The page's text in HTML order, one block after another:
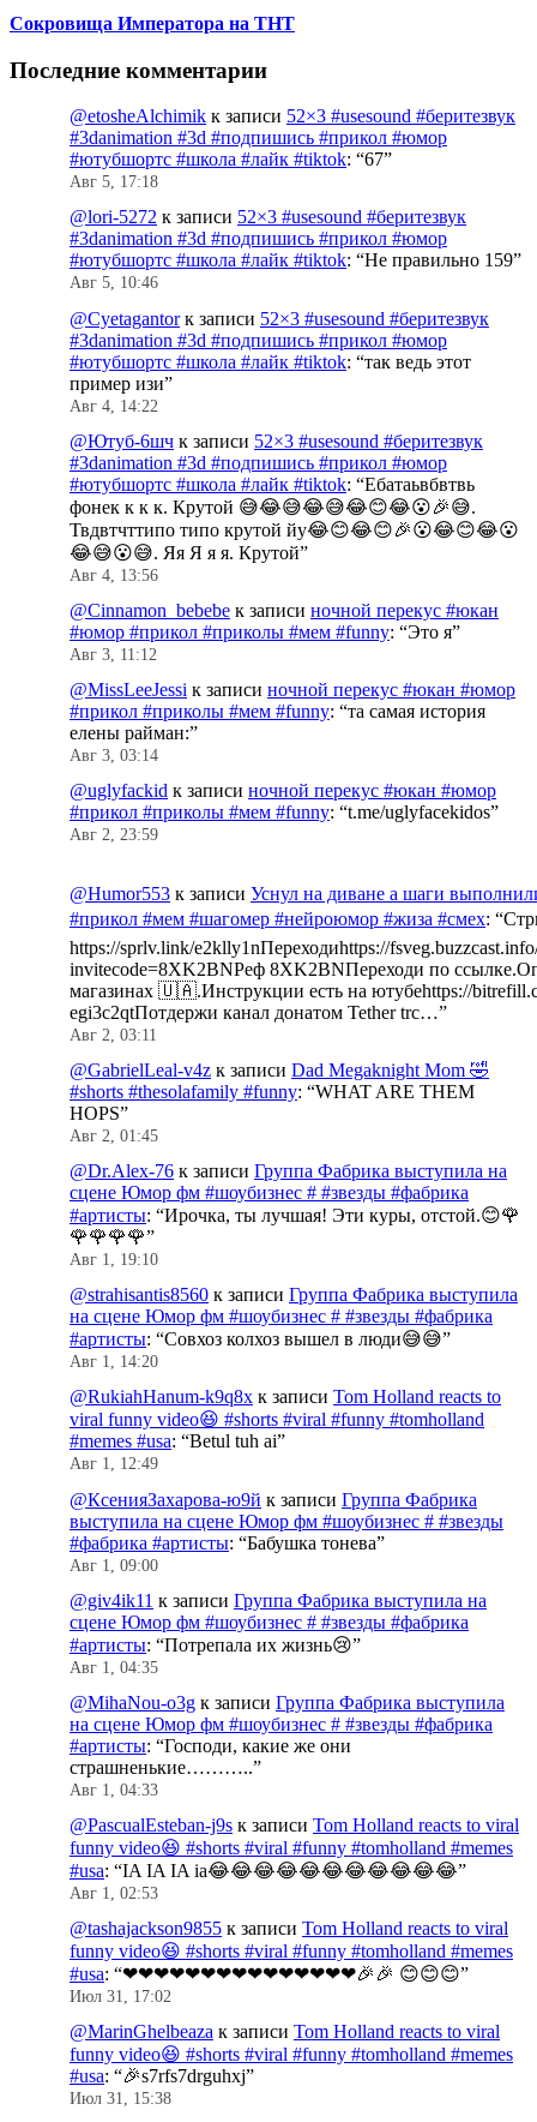
Сокровища Императора на ТНТ
Последние комментарии
@etosheAlchimik к записи 52×3 #usesound #беритезвук
#3danimation #3d #подпишись #прикол #юмор
#ютубшортс #школа #лайк #tiktok: “67”
Авг 5, 17:18
@lori-5272 к записи 52×3 #usesound #беритезвук
#3danimation #3d #подпишись #прикол #юмор
#ютубшортс #школа #лайк #tiktok: “Не правильно 159”
Авг 5, 10:46
@Cyetagantorк записи 52×3 #usesound #беритезвук
#3danimation #3d #подпишись #прикол #юмор
#ютубшортс #школа #лайк #tiktok: “так ведь этот
пример изи”
Авг 4, 14:22
@Ютуб-6шч к записи 52×3 #usesound #беритезвук
#3danimation #3d #подпишись #прикол #юмор
#ютубшортс #школа #лайк #tiktok: “Ебатаьвбвтвь
фонек к к к. Крутой 😅😂😅😂😅😂😊😂😮🎉😅.
Твдвтчттипо типо крутой йу😂😊😂😊🎉😮😂😊😂😮
😂😅😮😅. Яя Я я я. Крутой”
Авг 4, 13:56
@Cinnamon_bebebe к записи ночной перекус #юкан
#юмор #прикол #приколы #мем #funny: “Это я”
Авг 3, 11:12
@MissLeeJessi к записи ночной перекус #юкан #юмор
#прикол #приколы #мем #funny: “та самая история
елены райман:”
Авг 3, 03:14
@uglyfackid к записи ночной перекус #юкан #юмор
#прикол #приколы #мем #funny: “t.me/uglyfacekidos”
Авг 2, 23:59
@Humor553 к записи Уснул на диване а шаги
#прикол #мем #шагомер #нейроюмор #жиза #смех: “
https://sprlv.link/e2klly1nПереходиhttps://
invitecode=8XK2BNРеф 8XK2BNПереходи по
магазинах 🇺🇦.Инструкции есть на ютубеhttps://
egi3c2qtПотдержи канал донатом Tether trc…”
Авг 2, 03:11
@GabrielLeal-v4z к записи Dad Megaknight Mom 🤣
#shorts #thesolafamily #funny: “WHAT ARE THEM
HOPS”
Авг 2, 01:45
@Dr.Alex-76 к записи Группа Фабрика выступила на
сцене Юмор фм #шоубизнес # #звезды #фабрика
#артисты: “Ирочка, ты лучшая! Эти куры, отстой.😊🌹
🌹🌹🌹🌹”
Авг 1, 19:10
@strahisantis8560 к записи Группа Фабрика выступила
на сцене Юмор фм #шоубизнес # #звезды #фабрика
#артисты: “Совхоз колхоз вышел в люди😅😅”
Авг 1, 14:20
@RukiahHanum-k9q8x к записи Tom Holland reacts to
viral funny video😆 #shorts #viral #funny #tomholland
#memes #usa: “Betul tuh ai”
Авг 1, 12:49
@КсенияЗахарова-ю9й к записи Группа Фабрика
выступила на сцене Юмор фм #шоубизнес # #звезды
#фабрика #артисты: “Бабушка тонева”
Авг 1, 09:00
@giv4ik11 к записи Группа Фабрика выступила на
сцене Юмор фм #шоубизнес # #звезды #фабрика
#артисты: “Потрепала их жизнь😢”
Авг 1, 04:35
@MihaNou-o3g к записи Группа Фабрика выступила
на сцене Юмор фм #шоубизнес # #звезды #фабрика
#артисты: “Господи, какие же они
страшненькие………..”
Авг 1, 04:33
@PascualEsteban-j9s к записи Tom Holland reacts to viral
funny video😆 #shorts #viral #funny #tomholland #memes
#usa: “IA IA IA ia😂😂😂😂😂😂😂😂😂😂😂”
Авг 1, 02:53
@tashajackson9855 к записи Tom Holland reacts to viral
funny video😆 #shorts #viral #funny #tomholland #memes
#usa: “❤❤❤❤❤❤❤❤❤❤❤❤❤❤❤🎉🎉 😊😊😊”
Июл 31, 17:02
@MarinGhelbeaza к записи Tom Holland reacts to viral
funny video😆 #shorts #viral #funny #tomholland #memes
#usa: “🎉s7rfs7drguhxj”
Июл 31, 15:38